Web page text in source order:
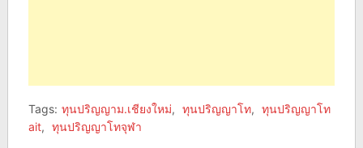
Tags: ทุนปริญญาม.เชียงใหม่, ทุนปริญญาโท, ทุนปริญญาโท
ait, ทุนปริญญาโทจุฬา